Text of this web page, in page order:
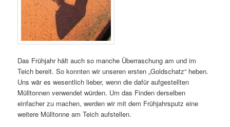
Das Frühjahr hält auch so manche Überraschung am und im
Teich bereit. So konnten wir unseren ersten „Goldschatz“ heben.
Uns wär es wesentlich lieber, wenn die dafür aufgestellten
Mülltonnen verwendet würden. Um das Finden derselben
einfacher zu machen, werden wir mit dem Frühjahrsputz eine
weitere Mülltonne am Teich aufstellen.